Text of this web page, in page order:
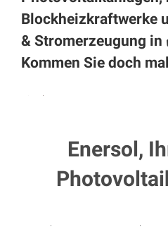
Blockheizkraftwerke
& Stromerzeugung
Kommen Sie doch
Enersol,